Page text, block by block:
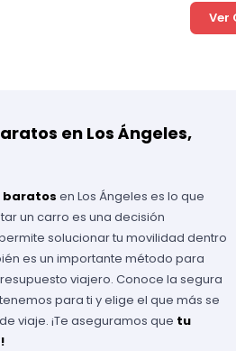
Ver
en Los Ángeles,
baratos en Los Ángeles es lo que
un carro es una decisión
solucionar tu movilidad dentro
es un importante método para
viajero. Conoce la segura
para ti y elige el que más se
viaje. ¡Te aseguramos que tu